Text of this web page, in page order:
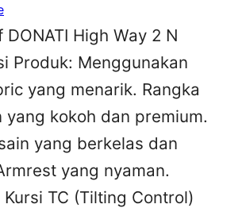
DONATI High Way 2 N
Produk: Menggunakan
yang menarik. Rangka
yang kokoh dan premium.
yang berkelas dan
yang nyaman.
TC (Tilting Control)